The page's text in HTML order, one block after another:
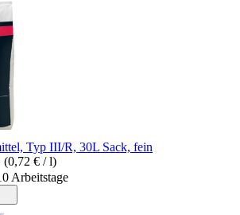
Typ III/R, 30L Sack, fein
€ / l)
Arbeitstage